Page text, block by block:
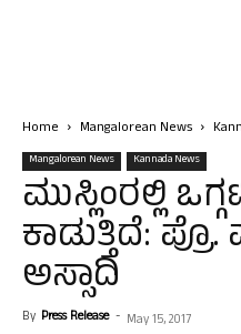
Home Mangalorean News
Mangalorean News Kannada News
ಮುಸ್ಲಿಂರಲ್ಲಿ
ಕಾಡುತ್ತಿದೆ:
ಅಸ್ಸಾದಿ
By Press Release - May 15, 2017